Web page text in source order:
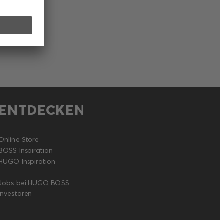
Store
Inspiration
Inspiration
bei HUGO BOSS